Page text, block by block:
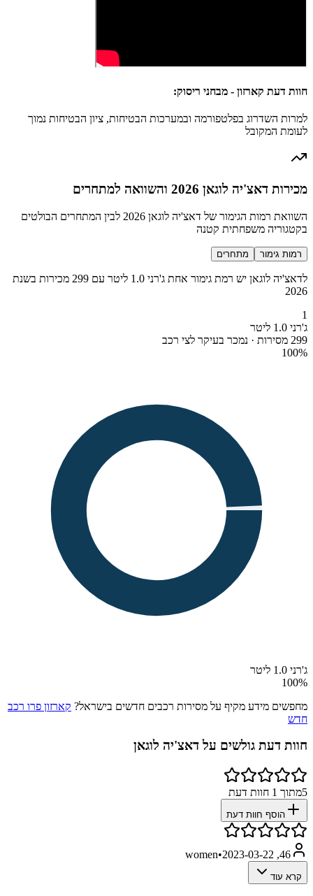
חוות דעת קארזון - מבחני ריסוק:
למרות השדרוג בפלטפורמה ובמערכות הבטיחות, ציון הבטיחות נמוך
לעומת המקובל
מכירות דאצ'יה לוגאן 2026 והשוואה למתחרים
השוואת רמות הגימור של דאצ'יה לוגאן 2026 לבין המתחרים הבולטים
בקטגוריה משפחתית קטנה
רמות גימור מתחרים
לדאצ'יה לוגאן יש רמת גימור אחת ג'רני 1.0 ליטר עם 299 מכירות בשנת
2026
1
ג'רני 1.0 ליטר
299 מסירות · נמכר בעיקר לצי רכב
100%
ג'רני 1.0 ליטר
100%
מחפשים מידע מקיף על מסירות רכבים חדשים בישראל? קארזון פרו רכב
חדש
חוות דעת גולשים על דאצ'יה לוגאן
5מתוך 1 חוות דעת
הוסף חוות דעת
46, women
•2023-03-22
קרא עוד